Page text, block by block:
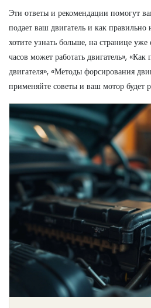
Эти ответы и рекомендации помогут
подает ваш двигатель и как правильно
хотите узнать больше, на странице уже
часов может работать двигатель»,
двигателя», «Методы форсирования
применяйте советы и ваш мотор будет